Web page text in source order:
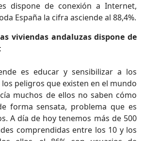
dispone de conexión a Internet,
España la cifra asciende al 88,4%.
viviendas andaluzas dispone de
es educar y sensibilizar a los
peligros que existen en el mundo
muchos de ellos no saben cómo
forma sensata, problema que es
A día de hoy tenemos más de 500
comprendidas entre los 10 y los